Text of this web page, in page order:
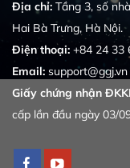
Địa chỉ: Tầng 3, số
Hai Bà Trưng, Hà Nội.
Điện thoại: +84 24 33
Email: support@ggj.vn
Giấy chứng nhận
cấp lần đầu ngày 03/